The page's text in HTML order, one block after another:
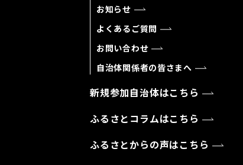
お知らせ
よくあるご質問
お問い合わせ
自治体関係者の皆さまへ
新規参加自治体はこちら
ふるさとコラムはこちら
ふるさとからの声はこちら